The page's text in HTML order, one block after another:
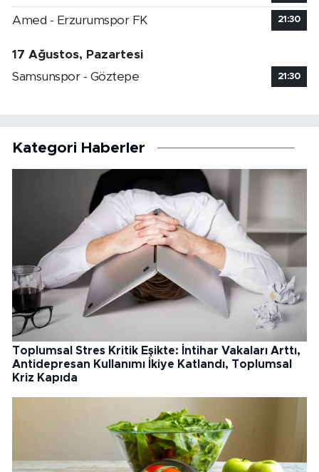
Amed - Erzurumspor FK 21:30
17 Ağustos, Pazartesi
Samsunspor - Göztepe
21:30
Kategori Haberler
Toplumsal Stres Kritik Eşikte: İntihar Vakaları Arttı,
Antidepresan Kullanımı İkiye Katlandı, Toplumsal
Kriz Kapıda